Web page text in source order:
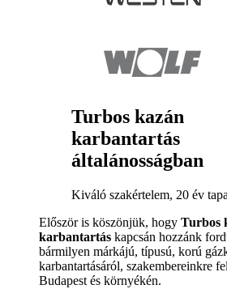
Turbos kazán
karbantartás
általánosságban
Kiváló szakértelem, 20 év
Először is köszönjük, hogy Turbos
karbantartás kapcsán hozzánk
bármilyen márkájú, típusú, korú
karbantartásáról, szakembereinkre
Budapest és környékén.